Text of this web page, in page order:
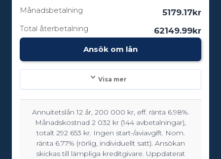
Månadsbetalning 5179.17kr
Total återbetalning 62149.99kr
Ansök om lån
Visa mer
Lånebelopp:
10000 - 600000kr
Annuitetslån 12 år, 200 000 kr, eff. ränta 6.98%.
Månadskostnad 2 032 kr (144 avbetalningar),
totalt 292 653 kr. Ingen start-/aviavgift. Nom.
ränta 6.77% (rörlig, individuellt satt). Ansökan
skickas till lämpliga kreditgivare. Uppdaterat